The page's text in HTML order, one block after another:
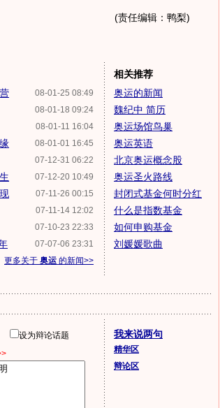
(责任编辑：鸭梨)
08-01-25 08:49
08-01-18 09:24
08-01-11 16:04
08-01-01 16:45
07-12-31 06:22
07-12-20 10:49
07-11-26 00:15
07-11-14 12:02
07-10-23 22:33
07-07-06 23:31
更多关于 奥运 的新闻>>
相关推荐
奥运的新闻
魏纪中 简历
奥运场馆鸟巢
奥运英语
北京奥运概念股
奥运圣火路线
封闭式基金何时分红
什么是指数基金
如何申购基金
刘媛媛歌曲
设为辩论话题
我来说两句
精华区
辩论区